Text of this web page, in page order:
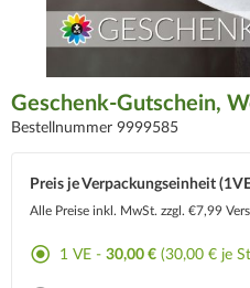
Geschenk-Gutschein,
Bestellnummer 9999585
Preis je Verpackungseinheit
Alle Preise inkl. MwSt. zzgl. €7,99
1 VE - 30,00 € (30,00 € je